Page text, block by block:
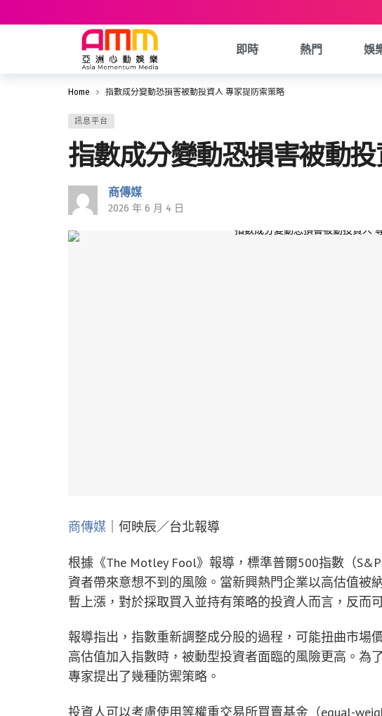
即時 熱門 娛
Home 指數成分變動恐損害被動投資人 專家提防禦策略
訊息平台
指數成分變動恐損害被動
商傳媒
2026 年 6 月 4 日
商傳媒 ｜何映辰／台北報導
根據《The Motley Fool》報導，標準普爾500指數（
資者帶來意想不到的風險。當新興熱門企業以高估值被
暫上漲，對於採取買入並持有策略的投資人而言，反而
報導指出，指數重新調整成分股的過程，可能扭曲市場
高估值加入指數時，被動型投資者面臨的風險更高。為
專家提出了幾種防禦策略。
投資人可以考慮使用等權重交易所買賣基金（equal-